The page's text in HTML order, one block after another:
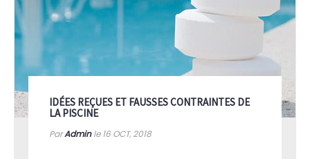
IDÉES REÇUES ET FAUSSES CONTRAINTES DE
LA PISCINE
ParAdminle 16 OCT, 2018